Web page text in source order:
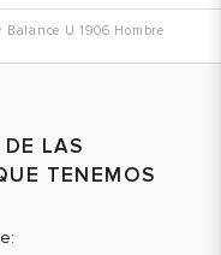
Balance U 1906 Hombre
LAS
TENEMOS